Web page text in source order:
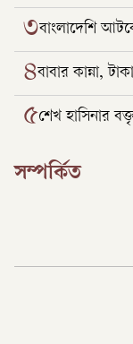
৩বাংলাদেশি
৪বাবার কান্না,
৫শেখ হাসিনার
সম্পর্কিত